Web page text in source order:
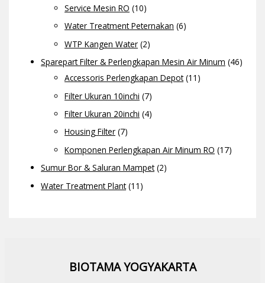
Service Mesin RO (10)
Water Treatment Peternakan (6)
WTP Kangen Water (2)
Sparepart Filter & Perlengkapan Mesin Air Minum (46)
Accessoris Perlengkapan Depot(11)
Filter Ukuran 10inchi (7)
Filter Ukuran 20inchi (4)
Housing Filter (7)
Komponen Perlengkapan Air Minum RO (17)
Sumur Bor & Saluran Mampet(2)
Water Treatment Plant(11)
BIOTAMA YOGYAKARTA